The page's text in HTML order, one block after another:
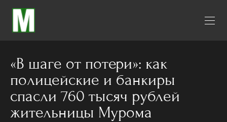
«В шаге от потери»: как
полицейские и банкиры
спасли 760 тысяч рублей
жительницы Мурома